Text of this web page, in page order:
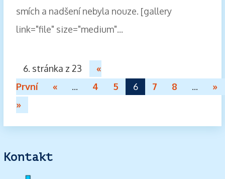
smích a nadšení nebyla nouze. [gallery
link="file" size="medium"...
6. stránka z 23
«
První
« ... 4 5 6 7 8 ...
»
»
Kontakt